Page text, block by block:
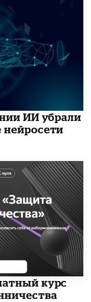
ИИ убрали
нейросети
курс